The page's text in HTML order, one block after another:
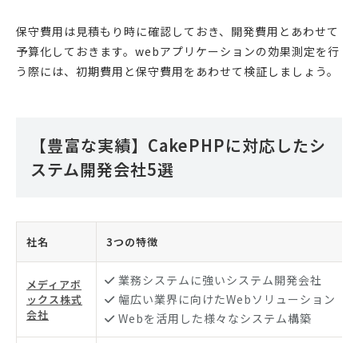
保守費用は見積もり時に確認しておき、開発費用とあわせて
予算化しておきます。webアプリケーションの効果測定を行
う際には、初期費用と保守費用をあわせて検証しましょう。
【豊富な実績】CakePHPに対応したシ
ステム開発会社5選
社名 3つの特徴
メディアボ
ックス株式
会社
業務システムに強いシステム開発会社
幅広い業界に向けたWebソリューション
Webを活用した様々なシステム構築